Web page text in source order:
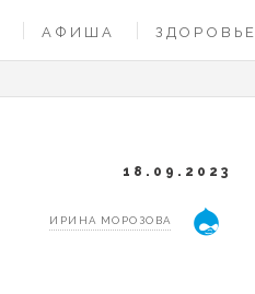
АФИША ЗДОРОВЬЕ
18.09.2023
ИРИНА МОРОЗОВА